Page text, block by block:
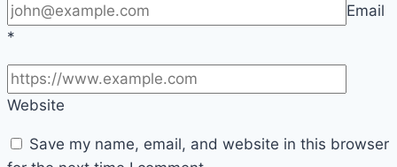
Email
*
Website
Save my name, email, and website in this browser